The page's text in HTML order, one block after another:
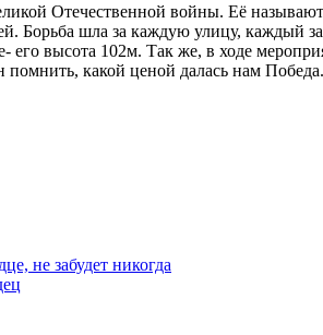
Отечественной войны. Её
Борьба шла за каждую улицу, каждый
его высота 102м. Так же, в ходе
какой ценой далась нам Победа.
не забудет никогда